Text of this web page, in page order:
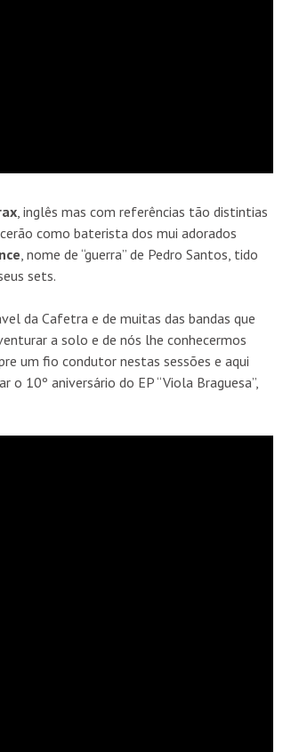
, inglês mas com referências tão distintias
como baterista dos mui adorados
, nome de “guerra” de Pedro Santos, tido
sets.
da Cafetra e de muitas das bandas que
a solo e de nós lhe conhecermos
um fio condutor nestas sessões e aqui
10º aniversário do EP “Viola Braguesa”,